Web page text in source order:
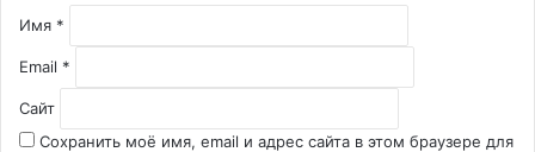
Имя *
Email *
Сайт
Сохранить моё имя, email и адрес сайта в этом браузере для